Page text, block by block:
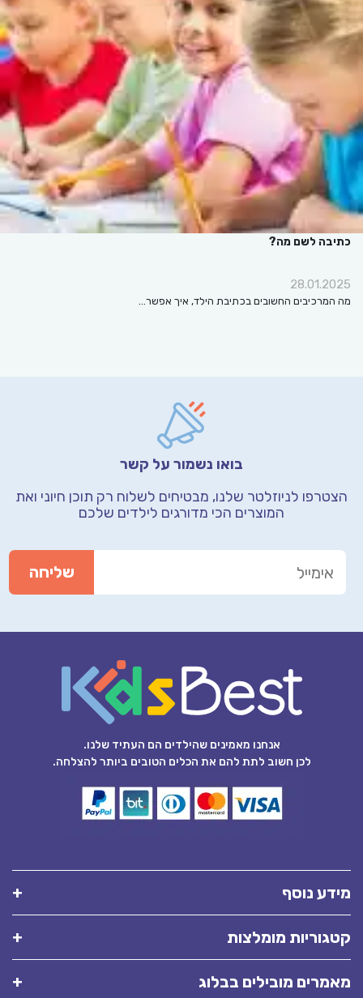
כתיבה לשם מה?
28.01.2025
מה המרכיבים החשובים בכתיבת הילד, איך אפשר…
בואו נשמור על קשר
הצטרפו לניוזלטר שלנו, מבטיחים לשלוח רק תוכן חיוני ואת
המוצרים הכי מדורגים לילדים שלכם
אנחנו מאמינים שהילדים הם העתיד שלנו.
לכן חשוב לתת להם את הכלים הטובים ביותר להצלחה.
מידע נוסף
קטגוריות מומלצות
מאמרים מובילים בבלוג